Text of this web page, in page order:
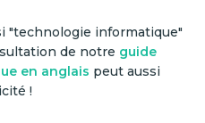
"technologie informatique"
de notre guide
en anglais peut aussi
!